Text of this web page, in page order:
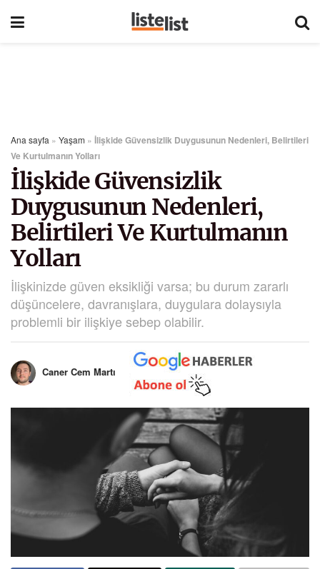
Ana sayfa » Yaşam » İlişkide Güvensizlik Duygusunun Nedenleri, Belirtileri
Ve Kurtulmanın Yolları
İlişkide Güvensizlik
Duygusunun Nedenleri,
Belirtileri Ve Kurtulmanın
Yolları
İlişkinizde güven eksikliği varsa; bu durum zararlı
düşüncelere, davranışlara, duygulara dolaysıyla
problemli bir ilişkiye sebep olabilir.
Caner Cem Martı